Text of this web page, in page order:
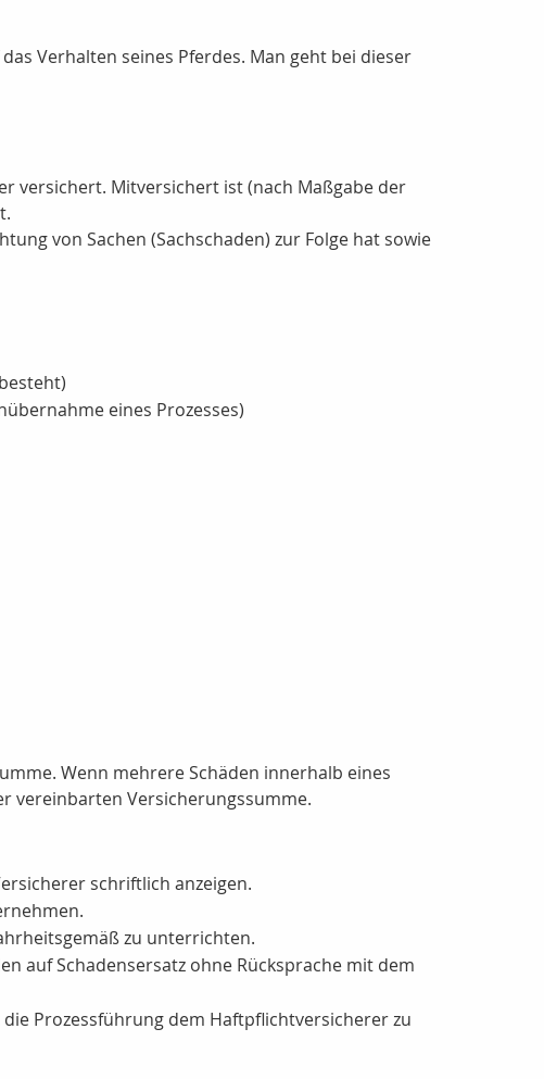
Verhalten seines Pferdes. Man geht bei dieser
versichert. Mitversichert ist (nach Maßgabe der
von Sachen (Sachschaden) zur Folge hat sowie
eines Prozesses)
Wenn mehrere Schäden innerhalb eines
vereinbarten Versicherungssumme.
schriftlich anzeigen.
zu unterrichten.
auf Schadensersatz ohne Rücksprache mit dem
Prozessführung dem Haftpflichtversicherer zu